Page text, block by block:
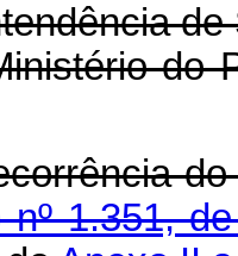
do
nº 1.351,